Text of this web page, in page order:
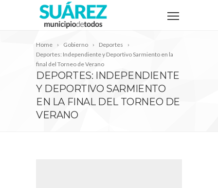
Home Gobierno
Deportes
Deportes: Independiente y Deportivo Sarmiento en la
final del Torneo de Verano
DEPORTES: INDEPENDIENTE
Y DEPORTIVO SARMIENTO
EN LA FINAL DEL TORNEO DE
VERANO